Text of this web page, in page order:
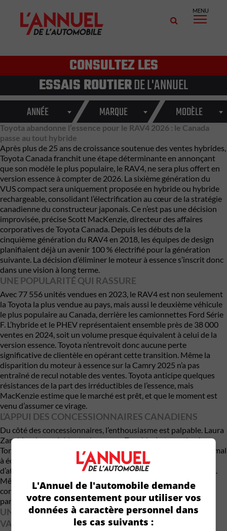
MENU
CONSULTEZ LES
ESSAIS ROUTIERDE L'ANNUEL
ANNÉE MARQUE MODÈLE
Toyota abandonne l’essence pour le RAV4 2026 : le Canada
passe au tout hybride
Après plus de 25 ans de croissance soutenue des ventes hybrides,
Toyota Canada franchit une étape déterminante en annonçant
que son modèle le plus populaire, le RAV4, ne sera plus offert en
version essence à compter de 2026. La sixième génération du
VUS compact sera uniquement proposée en hybride ou hybride
rechargeable, consolidant l’électrification au cœur de la stratégie
canadienne du constructeur japonais. Ce n’est pas une décision
improvisée, précise Scott MacKenzie, directeur des affaires
corporatives de Toyota Canada. Depuis les débuts de la
cinquième génération du RAV4 en 2018, les équipes de design
planifiaient déjà un avenir 100 % électrifié pour la génération
suivante. La décision d’éliminer le moteur à essence s’inscrit donc
dans une vision à long terme.
UNE POPULARITÉ QUI RASSURE
Avec 77 556 unités vendues en 2023, le RAV4 est non seulement
la Toyota la plus vendue au pays, mais aussi le deuxième véhicule
le plus populaire au Canada, derrière les camionnettes Ford Série
F. L’hybride et le PHEV représentaient ensemble près de 38 000
ventes en 2024, soit un volume presque équivalent à celui de la
version essence. Toyota n’entrevoit donc aucune perte
significative de clientèle en opérant cette transition. Même la
disparition du moteur à essence sur la Camry 2025 n’a pas
entraîné de recul notable des ventes. Toyota anticipe quelques
résistances de la part des irréductibles de l’essence, mais
MacKenzie estime que le marché est prêt, et que le moment est
venu d’assumer ce virage.
L’APPUI DES CONCESSIONNAIRES CANADIENS
Du côté des concessionnaires, l’enthousiasme est palpable. Laura
Zanchin, vice-présidente du groupe Zanchin Automotive à
Toronto, affirme que ses deux concessions Toyota n’ont aucun mal
à écouler leurs RAV4 hybrides — bien au contraire. Les listes
d’attente sont longues et la demande dépasse largement l’offre.
Même son de cloche chez Ted Lancaster du groupe 401, qui
considère l’équilibre autonomie-performance-économie offert
par les hybrides comme idéal pour le consommateur canadien.
UNE PRODUCTION LOCALE QUI AJOUTE DE LA
VALEUR
L'Annuel de l'automobile demande
votre consentement pour utiliser vos
données à caractère personnel dans
les cas suivants :